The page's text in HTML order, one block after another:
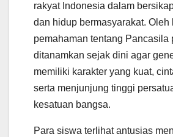
rakyat Indonesia dalam
dan hidup bermasyarakat. Oleh
pemahaman tentang Pancasila
ditanamkan sejak dini agar
memiliki karakter yang kuat,
serta menjunjung tinggi
kesatuan bangsa.
Para siswa terlihat antusias